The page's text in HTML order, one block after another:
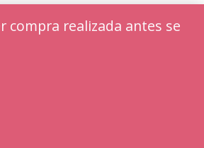
compra realizada antes se